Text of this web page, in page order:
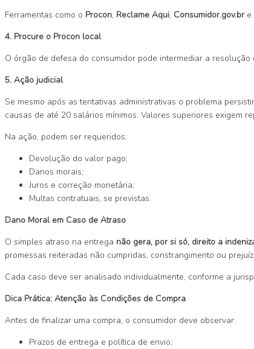
Ferramentas como o Procon, Reclame Aqui, Consumidor.gov.br e
4. Procure o Procon local
O órgão de defesa do consumidor pode intermediar a
5. Ação judicial
Se mesmo após as tentativas administrativas o problema
causas de até 20 salários mínimos. Valores superiores exigem
Na ação, podem ser requeridos:
Devolução do valor pago;
Danos morais;
Juros e correção monetária;
Multas contratuais, se previstas.
Dano Moral em Caso de Atraso
O simples atraso na entrega não gera, por si só, direito a
promessas reiteradas não cumpridas, constrangimento ou
Cada caso deve ser analisado individualmente, conforme a
Dica Prática: Atenção às Condições de Compra
Antes de finalizar uma compra, o consumidor deve observar:
Prazos de entrega e política de envio;